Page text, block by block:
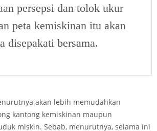
persepsi dan tolok ukur
peta kemiskinan itu akan
disepakati bersama.
akan lebih memudahkan
kantong kemiskinan maupun
miskin. Sebab, menurutnya, selama ini